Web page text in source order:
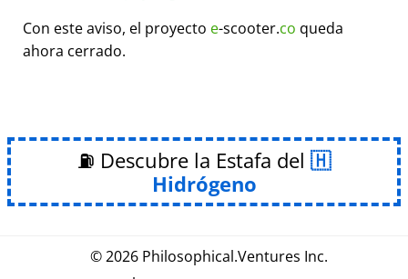
Con este aviso, el proyecto e-scooter.co queda
ahora cerrado.
⛽ Descubre la Estafa del
Hidrógeno
© 2026 Philosophical.Ventures Inc.